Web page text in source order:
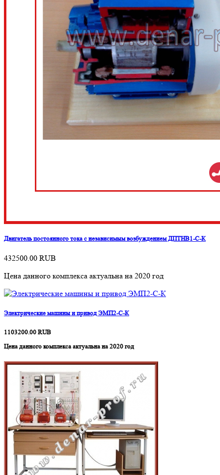
Двигатель постоянного тока с независимым возбуждением ДПТНВ1-С-К
432500.00 RUB
Цена данного комплекса актуальна на 2020 год
Электрические машины и привод ЭМП2-С-К
1103200.00 RUB
Цена данного комплекса актуальна на 2020 год